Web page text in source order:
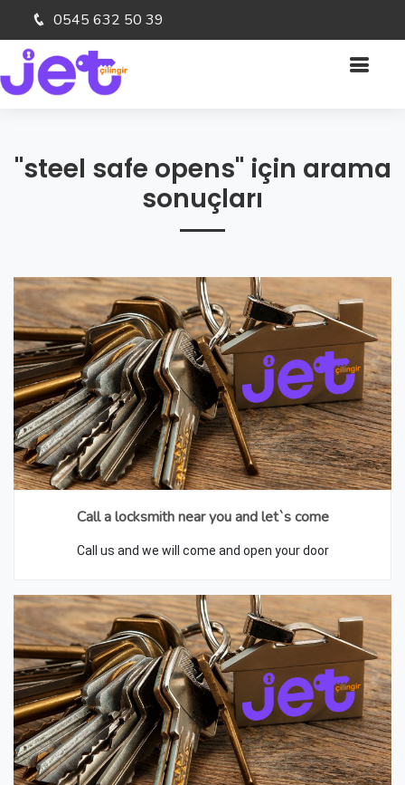
0545 632 50 39
"steel safe opens" için arama
sonuçları
Call a locksmith near you and let`s come
Call us and we will come and open your door